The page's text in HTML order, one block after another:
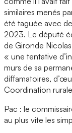
similaires menés
été taguée avec
2023. Le député
de Gironde
« une tentative
murs de sa
diffamatoires,
Coordination
Pac : le
au plus vite les